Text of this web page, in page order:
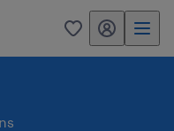
0 mitt randstad